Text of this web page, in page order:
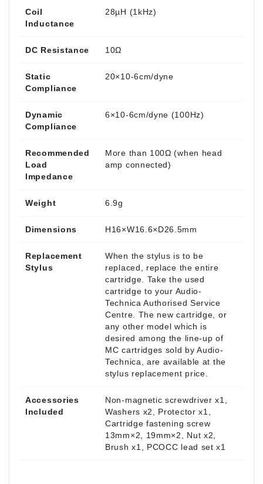
Coil
Inductance
28µH (1kHz)
DC Resistance 10Ω
Static
Compliance
20×10-6cm/dyne
Dynamic
Compliance
6×10-6cm/dyne (100Hz)
Recommended
Load
Impedance
More than 100Ω (when head
amp connected)
Weight 6.9g
Dimensions H16×W16.6×D26.5mm
Replacement
Stylus
When the stylus is to be
replaced, replace the entire
cartridge. Take the used
cartridge to your Audio-
Technica Authorised Service
Centre. The new cartridge, or
any other model which is
desired among the line-up of
MC cartridges sold by Audio-
Technica, are available at the
stylus replacement price.
Accessories
Included
Non-magnetic screwdriver x1,
Washers x2, Protector x1,
Cartridge fastening screw
13mm×2, 19mm×2, Nut x2,
Brush x1, PCOCC lead set x1